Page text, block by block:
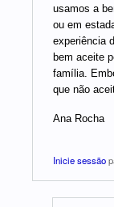
usamos a
ou em
experiência
bem aceite
família.
que não
Ana Rocha
Inicie sessão